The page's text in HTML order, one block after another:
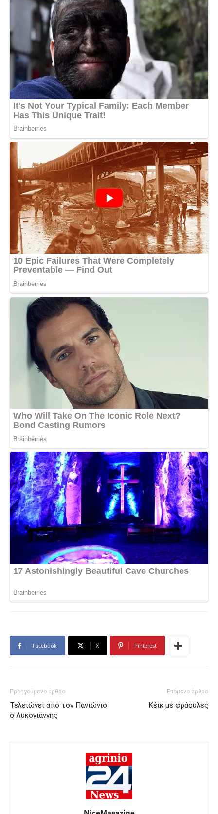
Facebook X Pinterest
Προηγούμενο άρθρο
Τελειώνει από τον Πανιώνιο
ο Λυκογιάννης
Επόμενο άρθρο
Κέικ με φράουλες